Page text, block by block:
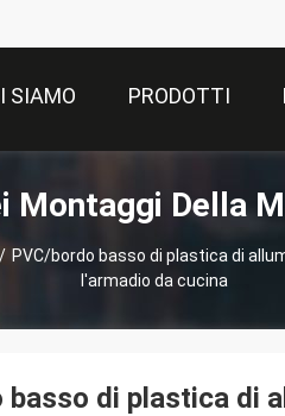
SIAMO PRODOTTI
Montaggi Della
/ PVC/bordo basso di plastica di
l'armadio da cucina
basso di plastica di